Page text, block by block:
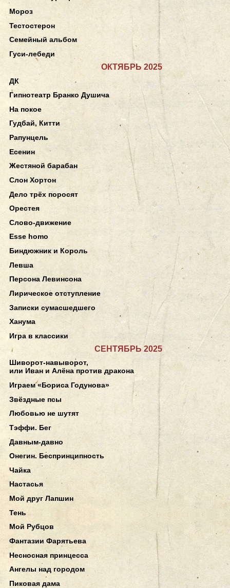
Мороз
Тестостерон
Семейный альбом
Гуси-лебеди
ОКТЯБРЬ 2025
ДК
Гипнотеатр Бранко Душича
На покое
Гудбай, Китти
Рапунцель
Есенин
Жестяной барабан
Слон Хортон
Дело трёх поросят
Орестея
Слово-движение
Esse homo
Биндюжник и Король
Левша
Персона Левинсона
Лирическое отступление
Записки сумасшедшего
Ханума
Игра в классики
СЕНТЯБРЬ 2025
Шиворот-навыворот,
или Иван и Алёна против дракона
Играем «Бориса Годунова»
Звёздные псы
Любовью не шутят
Тэффи. Бег
Давным-давно
Онегин. Беспринципность
Чайка
Настасья
Мой друг Лапшин
Тень
Мой Рубцов
Фантазии Фарятьева
Несносная принцесса
Ангелы над городом
Пиковая дама